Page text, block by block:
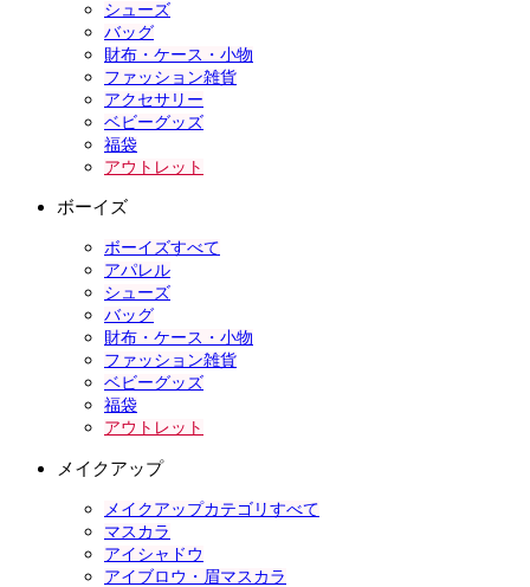
シューズ
バッグ
財布・ケース・小物
ファッション雑貨
アクセサリー
ベビーグッズ
福袋
アウトレット
ボーイズ
ボーイズすべて
アパレル
シューズ
バッグ
財布・ケース・小物
ファッション雑貨
ベビーグッズ
福袋
アウトレット
メイクアップ
メイクアップカテゴリすべて
マスカラ
アイシャドウ
アイブロウ・眉マスカラ